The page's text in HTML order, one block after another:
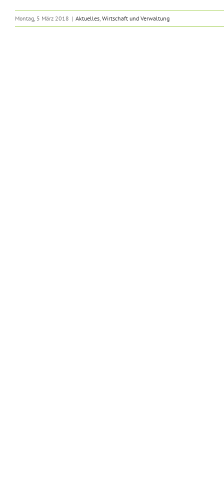
Montag, 5 März 2018 | Aktuelles, Wirtschaft und Verwaltung